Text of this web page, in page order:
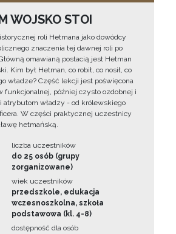
WOJSKO STOI
roli Hetmana jako dowódcy
znaczenia tej dawnej roli po
omawianą postacią jest Hetman
Kim był Hetman, co robił, co nosił, co
władze? Część lekcji jest poświęcona
funkcjonalnej, później czysto ozdobnej i
atrybutom władzy - od królewskiego
W części praktycznej uczestnicy
hetmańską.
liczba uczestników
do 25 osób (grupy
zorganizowane)
wiek uczestników
przedszkole, edukacja
wczesnoszkolna, szkoła
podstawowa (kl. 4-8)
dostępność dla osób